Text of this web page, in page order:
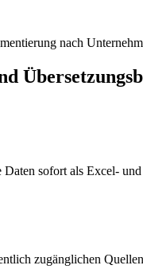
nach
sofort als Excel-
zugänglichen